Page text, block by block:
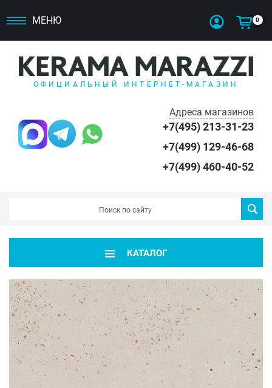
МЕНЮ 0
ОФИЦИАЛЬНЫЙ ИНТЕРНЕТ-МАГАЗИН
Адреса магазинов
+7(495) 213-31-23
+7(499) 129-46-68
+7(499) 460-40-52
КАТАЛОГ